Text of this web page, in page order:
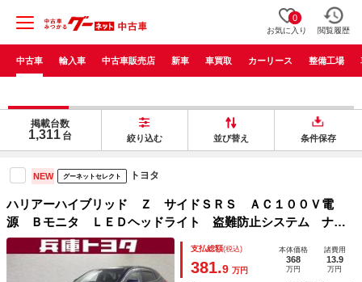
0
お気に入り 閲覧履歴
中古車 輸入車 中古車販売店 新車 車買取 カーリース 整備工場
掲載台数
1,311 台 絞り込む 並び替え 条件保存
NEW グーネットセレクト トヨタ
ハリアーハイブリッド Ｚ サイドＳＲＳ ＡＣ１００Ｖ電
源 Ｂモニタ ＬＥＤヘッドライト 盗難防止システム ナビ
ＴＶ クルコン アルミホイル ＥＴＣ付 ＡＢＳ ＡＡＣ
キーレス メモリーナビ スマートキー エアバッグ 元試乗
支払総額(税込)
381.9 万円
本体価格
368
万円
諸費用
13.9
万円